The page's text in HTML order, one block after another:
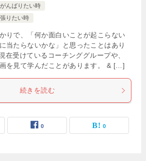
んばりたい時
りたい時
りで、「何か面白いことが起こらない
当たらないかな」と思ったことはあり
受けているコーチンググループや、
を見て学んだことがあります。 & […]
続きを読む
0 0